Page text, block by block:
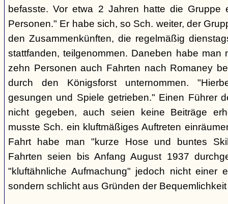
befasste. Vor etwa 2 Jahren hatte die Gruppe
Personen." Er habe sich, so Sch. weiter, der
den Zusammenkünften, die regelmäßig
stattfanden, teilgenommen. Daneben habe man
zehn Personen auch Fahrten nach Romaney
durch den Königsforst unternommen.
gesungen und Spiele getrieben." Einen Führer
nicht gegeben, auch seien keine Beiträge
musste Sch. ein kluftmäßiges Auftreten
Fahrt habe man "kurze Hose und buntes
Fahrten seien bis Anfang August 1937
"kluftähnliche Aufmachung" jedoch nicht einer
sondern schlicht aus Gründen der